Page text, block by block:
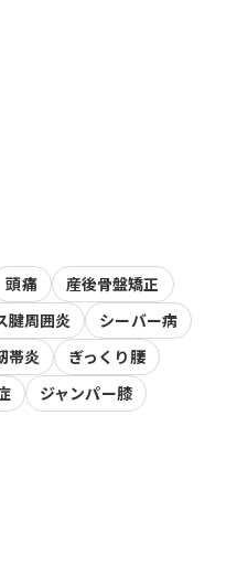
頭痛
産後骨盤矯正
腱周囲炎
シーバー病
帯炎
ぎっくり腰
ジャンパー膝